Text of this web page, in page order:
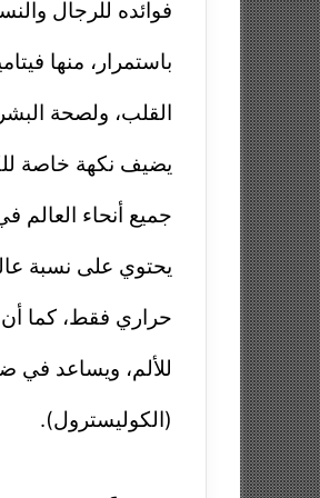
فوائده للرجال
باستمرار، منها
القلب، ولصحة
يضيف نكهة خاصة
جميع أنحاء العالم
يحتوي على نسبة عالية من
حراري فقط، كما
للألم، ويساعد في
(الكوليسترول).